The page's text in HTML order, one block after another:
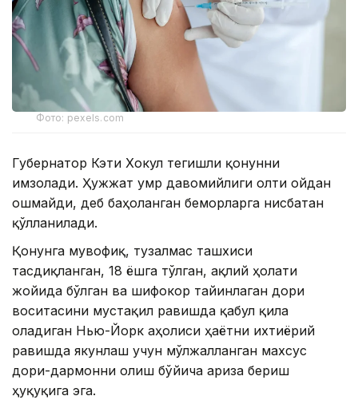
Фото: pexels.com
Губернатор Кэти Хокул тегишли қонунни
имзолади. Ҳужжат умр давомийлиги олти ойдан
ошмайди, деб баҳоланган беморларга нисбатан
қўлланилади.
Қонунга мувофиқ, тузалмас ташхиси
тасдиқланган, 18 ёшга тўлган, ақлий ҳолати
жойида бўлган ва шифокор тайинлаган дори
воситасини мустақил равишда қабул қила
оладиган Нью-Йорк аҳолиси ҳаётни ихтиёрий
равишда якунлаш учун мўлжалланган махсус
дори-дармонни олиш бўйича ариза бериш
ҳуқуқига эга.